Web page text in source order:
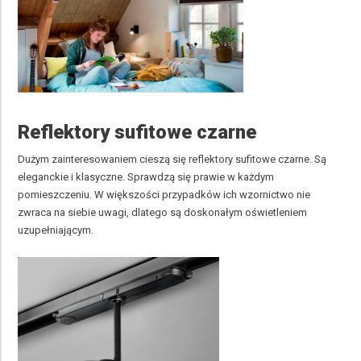
Reflektory sufitowe czarne
Dużym zainteresowaniem cieszą się reflektory sufitowe czarne. Są
eleganckie i klasyczne. Sprawdzą się prawie w każdym
pomieszczeniu. W większości przypadków ich wzornictwo nie
zwraca na siebie uwagi, dlatego są doskonałym oświetleniem
uzupełniającym.